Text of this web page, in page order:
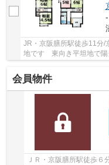
JR・京阪膳所駅徒歩11分
地です 東向き平坦地で陽
る） 全居室収納付き ス
会員物件
ＪＲ・京阪膳所駅徒歩